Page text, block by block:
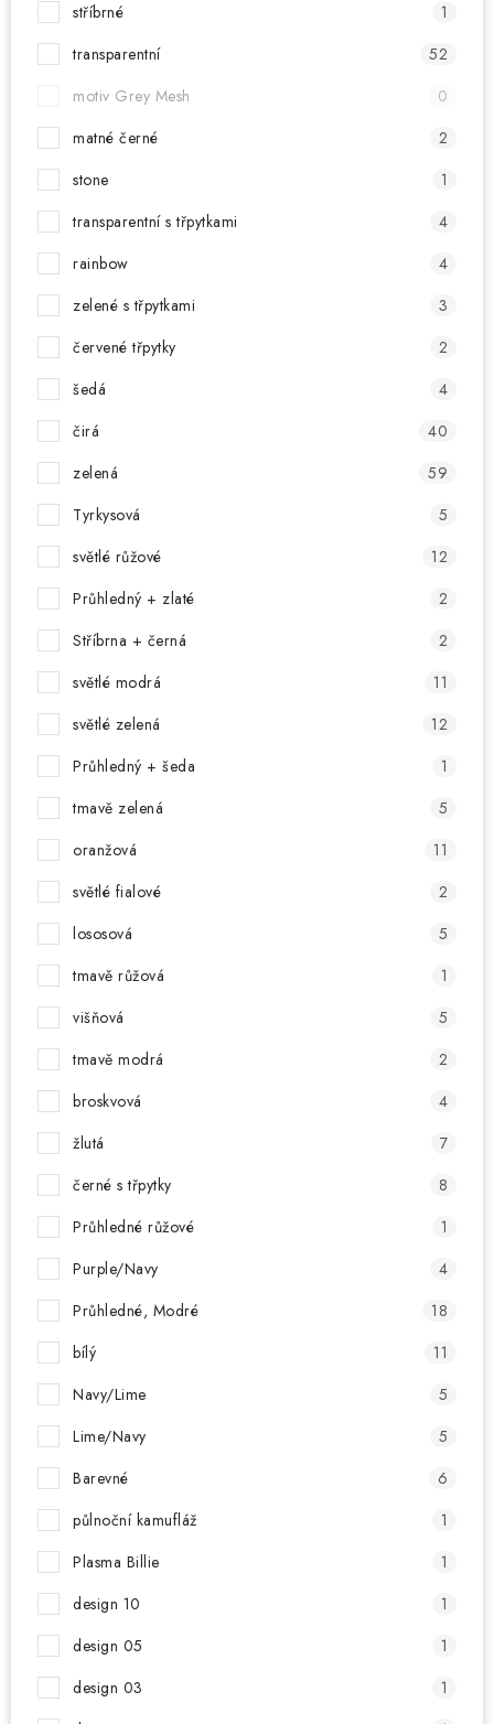
stříbrné
1
transparentní
52
motiv Grey Mesh
0
matné černé
2
stone
1
transparentní s třpytkami
4
rainbow
4
zelené s třpytkami
3
červené třpytky
2
šedá
4
čirá
40
zelená
59
Tyrkysová
5
světlé růžové
12
Průhledný + zlaté
2
Stříbrna + černá
2
světlé modrá
11
světlé zelená
12
Průhledný + šeda
1
tmavě zelená
5
oranžová
11
světlé fialové
2
lososová
5
tmavě růžová
1
višňová
5
tmavě modrá
2
broskvová
4
žlutá
7
černé s třpytky
8
Průhledné růžové
1
Purple/Navy
4
Průhledné, Modré
18
bílý
11
Navy/Lime
5
Lime/Navy
5
Barevné
6
půlnoční kamufláž
1
Plasma Billie
1
design 10
1
design 05
1
design 03
1